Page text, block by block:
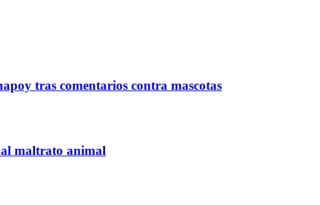
tras comentarios contra mascotas
maltrato animal